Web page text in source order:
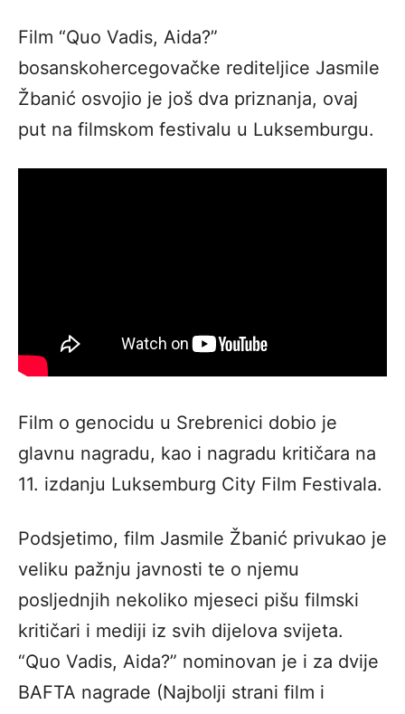
Film “Quo Vadis, Aida?”
bosanskohercegovačke rediteljice Jasmile
Žbanić osvojio je još dva priznanja, ovaj
put na filmskom festivalu u Luksemburgu.
Film o genocidu u Srebrenici dobio je
glavnu nagradu, kao i nagradu kritičara na
11. izdanju Luksemburg City Film Festivala.
Podsjetimo, film Jasmile Žbanić privukao je
veliku pažnju javnosti te o njemu
posljednjih nekoliko mjeseci pišu filmski
kritičari i mediji iz svih dijelova svijeta.
“Quo Vadis, Aida?” nominovan je i za dvije
BAFTA nagrade (Najbolji strani film i